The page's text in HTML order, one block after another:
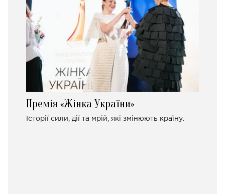
Премія «Жінка України»
Історії сили, дії та мрій, які змінюють країну.